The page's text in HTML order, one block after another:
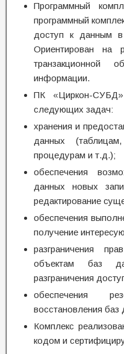
Программный
программный
доступ к данным
Ориентирован на
транзакционной
информации.
ПК «Циркон-
следующих задач:
хранения и
данных
процедурам и т.д.);
обеспечения
данных новых
редактирование
обеспечения
получение
разграничения
объектам баз
разграничения
обеспечения
восстановления баз
Комплекс
кодом и